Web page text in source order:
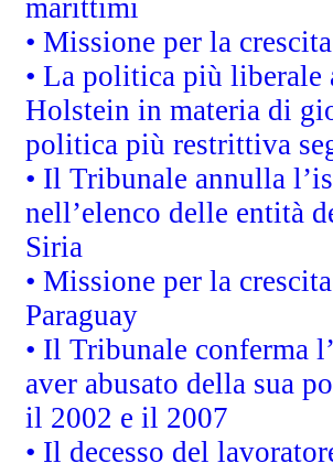
marittimi
• Missione per la
• La politica più liberale
Holstein in materia di
politica più restrittiva
• Il Tribunale annulla
nell’elenco delle entità
Siria
• Missione per la
Paraguay
• Il Tribunale conferma
aver abusato della sua
il 2002 e il 2007
• Il decesso del